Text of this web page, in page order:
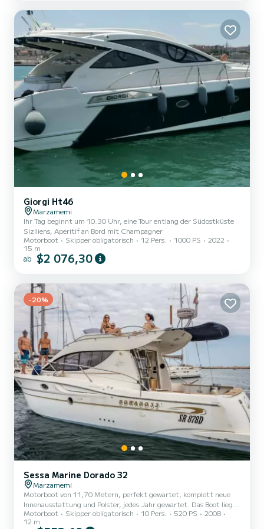
Insel der Strömungen, San Lorenzo, etc.
Giorgi Ht46
Marzamemi
Ihr Tag beginnt um 10.30 Uhr, eine Tour entlang der Südostküste
Siziliens, Aperitif an Bord mit Champagner
Motorboot
Skipper obligatorisch 12 Pers. 1000 PS
2022
15 m
ab $2 076,30
-20%
Sessa Marine Dorado 32
Marzamemi
Motorboot von 11,70 Metern, perfekt gewartet, komplett neue
Innenausstattung und Polster, jedes Jahr gewartet. Das Boot liegt
im Marzamemi Yacht Club, ein idealer Ort für alle möglichen
Ausflüge. Ideal für Wochenendausflüge mit der Familie, um die
Motorboot Skipper obligatorisch 10 Pers. 520 PS
2008
12 m